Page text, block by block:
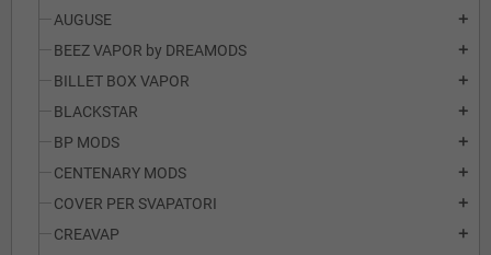
AUGUSE
add
BEEZ VAPOR by DREAMODS add
BILLET BOX VAPOR add
BLACKSTAR add
BP MODS add
CENTENARY MODS add
COVER PER SVAPATORI add
CREAVAP add